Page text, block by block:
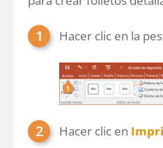
Hacer clic en la
Hacer clic en